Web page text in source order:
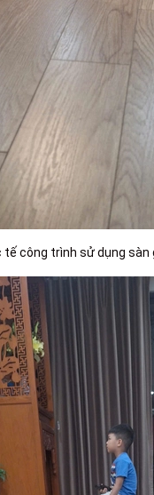
tế công trình sử dụng sàn